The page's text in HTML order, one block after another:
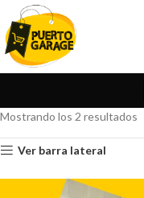
Mostrando los 2 resultados
Ver barra lateral